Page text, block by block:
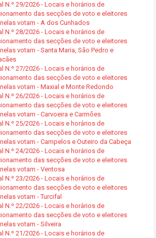
N.º 29/2026 - Locais e horários de
das secções de voto e eleitores
votam - A dos Cunhados
N.º 28/2026 - Locais e horários de
das secções de voto e eleitores
votam - Santa Maria, São Pedro e
N.º 27/2026 - Locais e horários de
das secções de voto e eleitores
votam - Maxial e Monte Redondo
N.º 26/2026 - Locais e horários de
das secções de voto e eleitores
votam - Carvoeira e Carmões
N.º 25/2026 - Locais e horários de
das secções de voto e eleitores
votam - Campelos e Outeiro da Cabeça
N.º 24/2026 - Locais e horários de
das secções de voto e eleitores
votam - Ventosa
N.º 23/2026 - Locais e horários de
das secções de voto e eleitores
votam - Turcifal
N.º 22/2026 - Locais e horários de
das secções de voto e eleitores
votam - Silveira
N.º 21/2026 - Locais e horários de